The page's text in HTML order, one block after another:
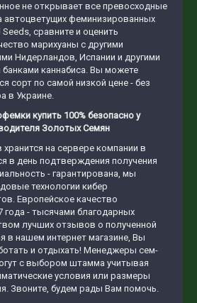
не открывает все превосходные
автоцветущих феминизированных
сравните и оценить
марихуаны с другими
Нидерландов, Испании и другими
каннабиса. Вы можете
сорт по самой низкой цене - без
в Украине.
купить 100% безопасно у
Золотых Семян
на сервере компании в
в день подтверждения получения
- гарантирована, мы
технологии кибер
Европейское качество
года - тысячами благодарных
лучших отзывов о полученной
в нашем интернет магазине, Вы
и отдыхать! Менеджеры сем-
с выбором штамма учитывая
условия или размеры
Звоните, будем рады Вам помочь.